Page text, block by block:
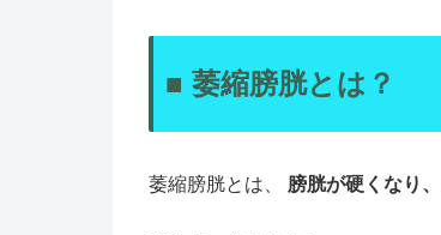
■ 萎縮膀胱とは？
萎縮膀胱とは、 膀胱が硬くなり